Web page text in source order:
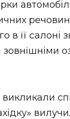
в її
викликали